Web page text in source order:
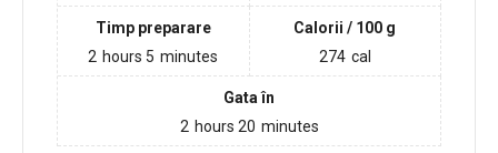
Timp preparare
2 hours 5 minutes
Calorii / 100 g
274 cal
Gata în
2 hours 20 minutes